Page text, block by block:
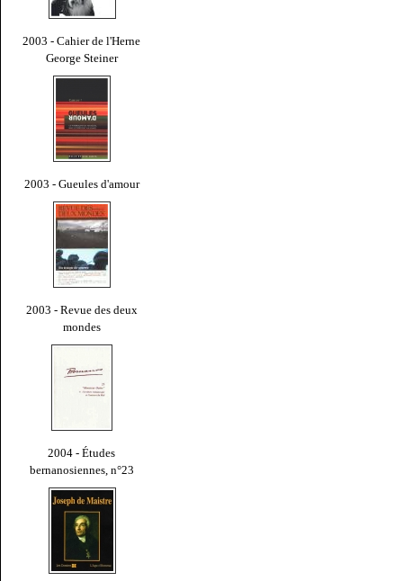
2003 - Cahier de l'Herne
George Steiner
2003 - Gueules d'amour
2003 - Revue des deux
mondes
2004 - Études
bernanosiennes, n°23